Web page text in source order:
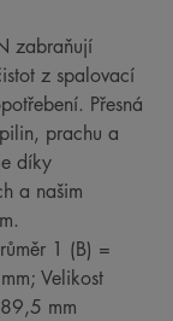
zabraňují
z spalovací
Přesná
prachu a
díky
a našim
1 (B) =
Velikost
mm